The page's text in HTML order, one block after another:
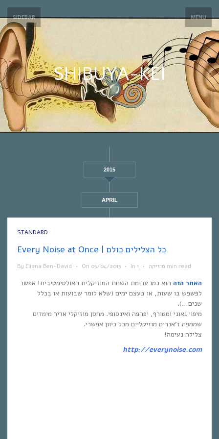
SIDEBAR MENU
SHIBUYA-KEI
2015
APRIL
STANDARD
Every Noise at Once | כל הצלילים כולם
By Eliana Ben-David • On 05/04/2015 • In מוזיקה • 1 min read
האתר הזה הוא כמו ערימת השחת המוזיקלית האולטימטיבית! אפשר
לפשפש בו שעות, או בעצם ימים (שלא לומר שבועות או בכלל
שנים…).
מיפוי גאוני ומטורף, יפהפה ואינסופי. מחסן מוזיקלי אדיר מימדים
שממפה ז’אנרים מוזיקליים מכל כיוון אפשרי.
צלילה נעימה!
http://everynoise.com